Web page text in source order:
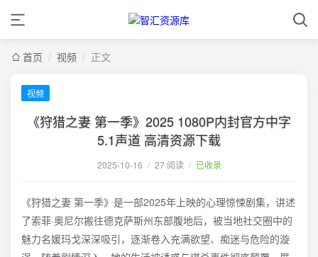
首页 / 视频 / 正文
视频
《狩猎之妻 第一季》2025 1080P内封官方中字
5.1声道 高清资源下载
2025-10-16 / 27 阅读 / 已收录
《狩猎之妻 第一季》是一部2025年上映的心理惊悚剧集，讲述
了索菲·奥尼尔搬往德克萨斯州东部腹地后，被当地社交圈中的
魅力名媛玛戈深深吸引，逐渐卷入充满欲望、痴迷与危险的漩